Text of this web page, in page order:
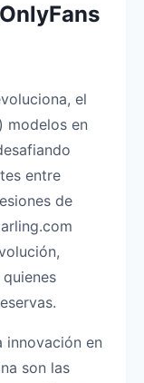
el
modelos en
entre
de
innovación en
son las